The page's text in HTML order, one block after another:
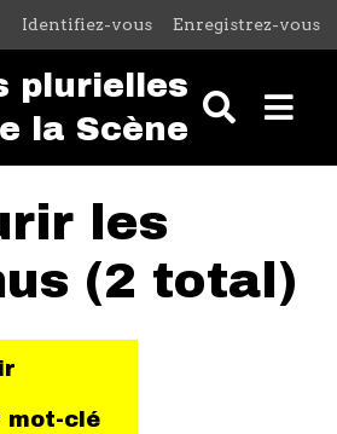
contenu principal
Identifiez-vous Enregistrez-vous
plurielles
la Scène
les
(2 total)
mot-clé